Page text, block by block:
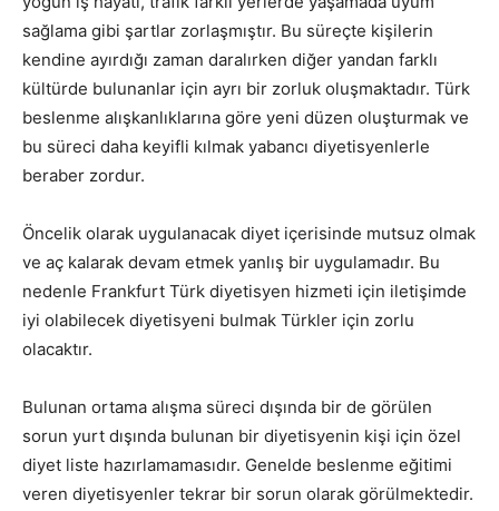
sağlama gibi şartlar zorlaşmıştır. Bu süreçte kişilerin
kendine ayırdığı zaman daralırken diğer yandan farklı
kültürde bulunanlar için ayrı bir zorluk oluşmaktadır. Türk
beslenme alışkanlıklarına göre yeni düzen oluşturmak ve
bu süreci daha keyifli kılmak yabancı diyetisyenlerle
beraber zordur.
Öncelik olarak uygulanacak diyet içerisinde mutsuz olmak
ve aç kalarak devam etmek yanlış bir uygulamadır. Bu
nedenle Frankfurt Türk diyetisyen hizmeti için iletişimde
iyi olabilecek diyetisyeni bulmak Türkler için zorlu
olacaktır.
Bulunan ortama alışma süreci dışında bir de görülen
sorun yurt dışında bulunan bir diyetisyenin kişi için özel
diyet liste hazırlamamasıdır. Genelde beslenme eğitimi
veren diyetisyenler tekrar bir sorun olarak görülmektedir.